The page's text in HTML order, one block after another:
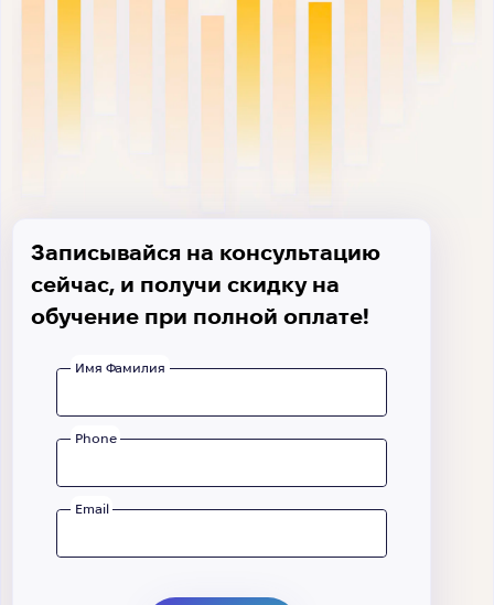
Записывайся на консультацию
сейчас, и получи скидку на
обучение при полной оплате!
Имя Фамилия
Phone
Email